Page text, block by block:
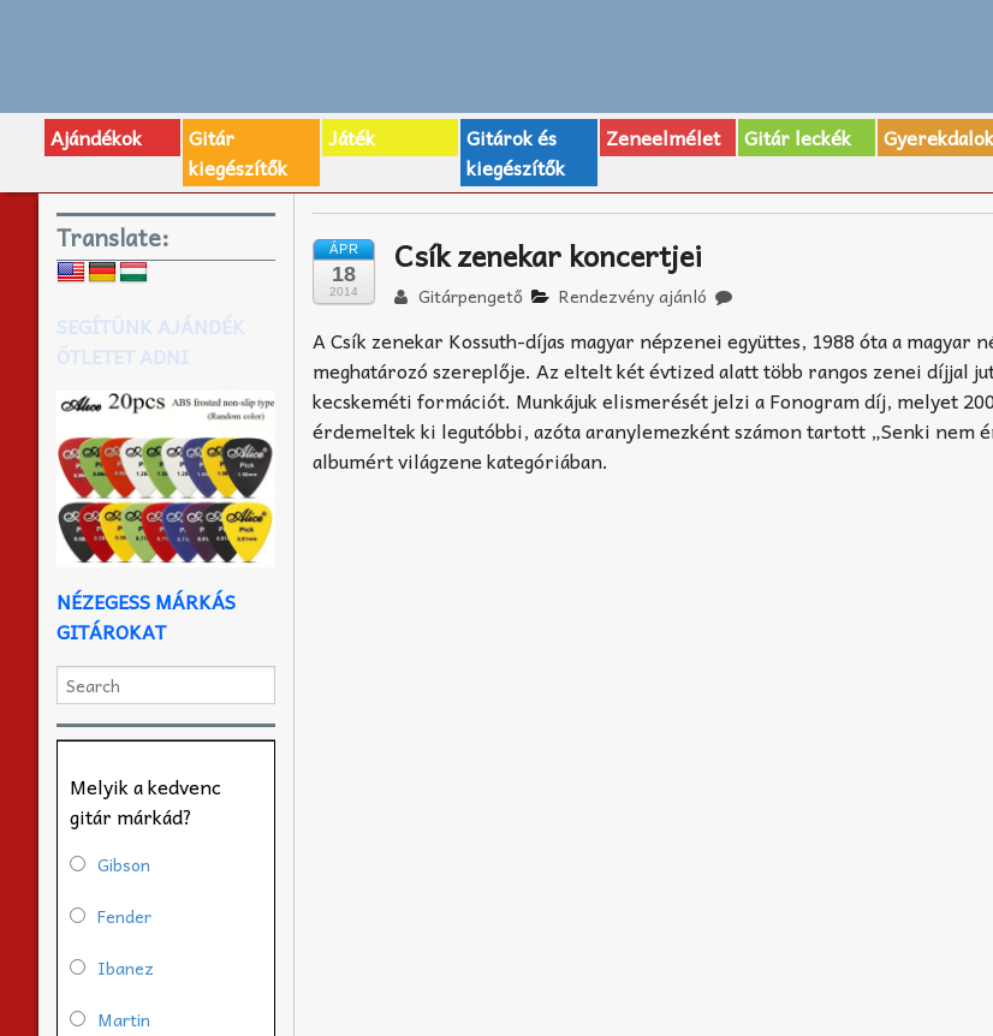
Ajándékok
Gitár
kiegészítők
Játék
Gitárok és
kiegészítők
Zeneelmélet Gitár leckék Gyerekdalok
ÁPR
18
2014
Csík zenekar koncertjei
Gitárpengető Rendezvény ajánló
A Csík zenekar Kossuth-díjas magyar népzenei együttes, 1988 óta a magyar
meghatározó szereplője. Az eltelt két évtized alatt több rangos zenei díjjal
kecskeméti formációt. Munkájuk elismerését jelzi a Fonogram díj, melyet
érdemeltek ki legutóbbi, azóta aranylemezként számon tartott „Senki nem
albumért világzene kategóriában.
Translate:
SEGÍTÜNK AJÁNDÉK
ÖTLETET ADNI
NÉZEGESS MÁRKÁS
GITÁROKAT
Melyik a kedvenc
gitár márkád?
Gibson
Fender
Ibanez
Martin